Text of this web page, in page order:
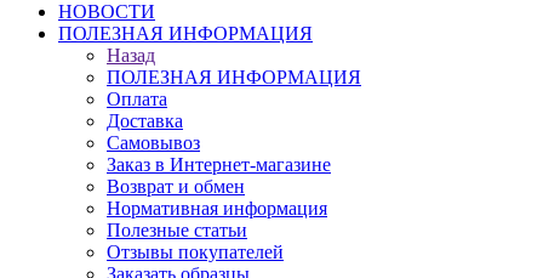
НОВОСТИ
ПОЛЕЗНАЯ ИНФОРМАЦИЯ
Назад
ПОЛЕЗНАЯ ИНФОРМАЦИЯ
Оплата
Доставка
Самовывоз
Заказ в Интернет-магазине
Возврат и обмен
Нормативная информация
Полезные статьи
Отзывы покупателей
Заказать образцы